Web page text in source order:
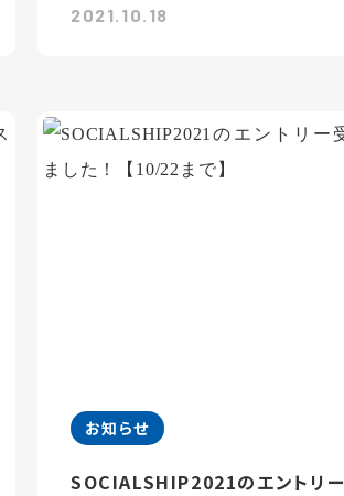
2021.10.18
お知らせ
SOCIALSHIP2021のエントリ